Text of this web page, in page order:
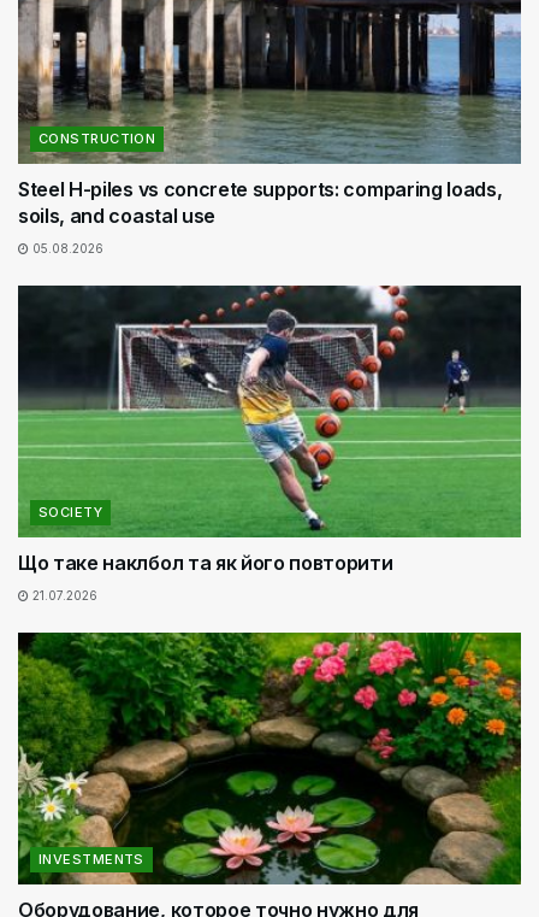
CONSTRUCTION
Steel H-piles vs concrete supports: comparing loads,
soils, and coastal use
05.08.2026
SOCIETY
Що таке наклбол та як його повторити
21.07.2026
INVESTMENTS
Оборудование, которое точно нужно для